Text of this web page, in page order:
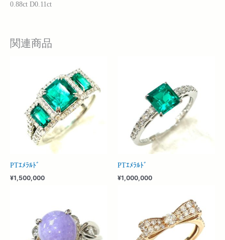
0.88ct D0.11ct
関連商品
PTｴﾒﾗﾙﾄﾞ
¥1,500,000
PTｴﾒﾗﾙﾄﾞ
¥1,000,000